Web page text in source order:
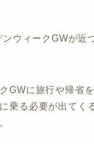
ウィークGWが近
GWに旅行や帰省
乗る必要が出てく